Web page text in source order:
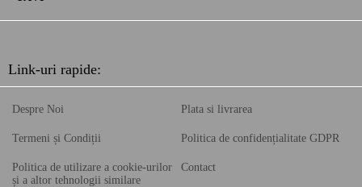
Link-uri rapide:
Despre Noi
Termeni și Condiții
Politica de utilizare a cookie-urilor
și a altor tehnologii similare
Plata si livrarea
Politica de confidențialitate GDPR
Contact